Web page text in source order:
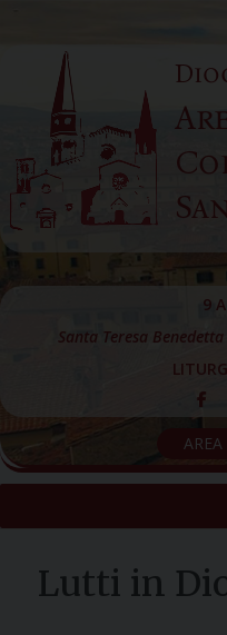
content
9
Santa Teresa
Lutti in